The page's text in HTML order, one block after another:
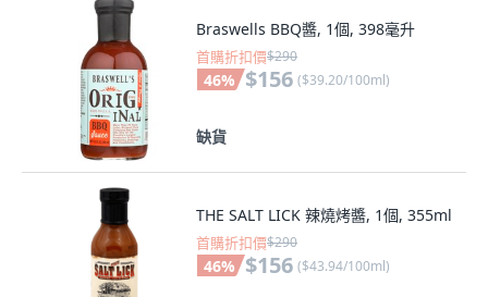
Braswells BBQ醬, 1個, 398毫升
首購折扣價$290
46% $156 ($39.20/100ml)
缺貨
THE SALT LICK 辣燒烤醬, 1個, 355ml
首購折扣價$290
46% $156 ($43.94/100ml)